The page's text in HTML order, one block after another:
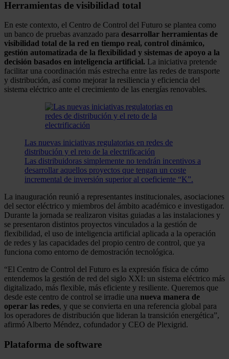
Herramientas de visibilidad total
En este contexto, el Centro de Control del Futuro se plantea como
un banco de pruebas avanzado para desarrollar herramientas de
visibilidad total de la red en tiempo real, control dinámico,
gestión automatizada de la flexibilidad y sistemas de apoyo a la
decisión basados en inteligencia artificial. La iniciativa pretende
facilitar una coordinación más estrecha entre las redes de transporte
y distribución, así como mejorar la resiliencia y eficiencia del
sistema eléctrico ante el crecimiento de las energías renovables.
Las nuevas iniciativas regulatorias en redes de
distribución y el reto de la electrificación
Las distribuidoras simplemente no tendrán incentivos a
desarrollar aquellos proyectos que tengan un coste
incremental de inversión superior al coeficiente “K”.
La inauguración reunió a representantes institucionales, asociaciones
del sector eléctrico y miembros del ámbito académico e investigador.
Durante la jornada se realizaron visitas guiadas a las instalaciones y
se presentaron distintos proyectos vinculados a la gestión de
flexibilidad, el uso de inteligencia artificial aplicada a la operación
de redes y las capacidades del propio centro de control, que ya
funciona como entorno de demostración tecnológica.
“El Centro de Control del Futuro es la expresión física de cómo
entendemos la gestión de red del siglo XXI: un sistema eléctrico más
digitalizado, más flexible, más eficiente y resiliente. Queremos que
desde este centro de control se irradie una nueva manera de
operar las redes, y que se convierta en una referencia global para
los operadores de distribución que lideran la transición energética”,
afirmó Alberto Méndez, cofundador y CEO de Plexigrid.
Plataforma de software